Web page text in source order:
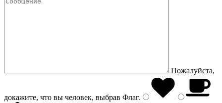
Пожалуйста,
докажите, что вы человек, выбрав Флаг.